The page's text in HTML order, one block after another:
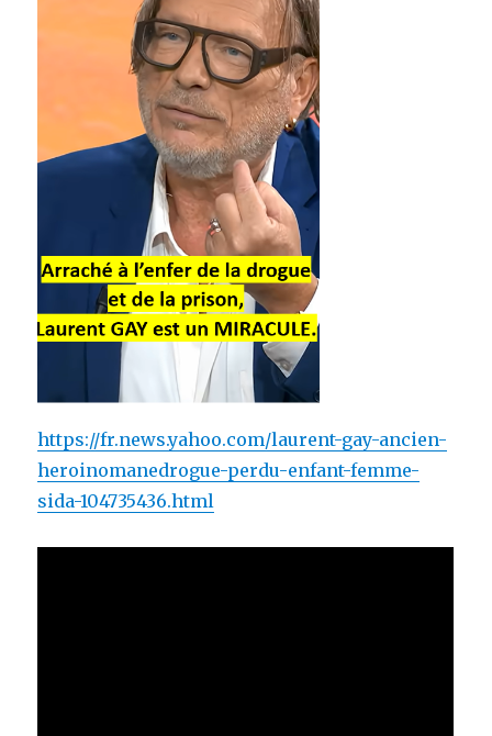
https://fr.news.yahoo.com/laurent-gay-ancien-
heroinomanedrogue-perdu-enfant-femme-
sida-104735436.html